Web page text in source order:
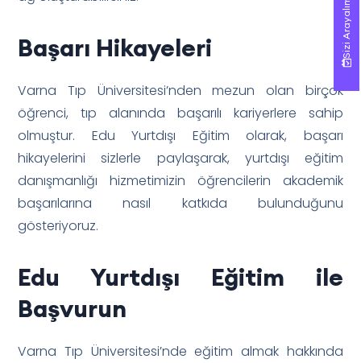
Başarı Hikayeleri
Varna Tıp Üniversitesi’nden mezun olan birçok
öğrenci, tıp alanında başarılı kariyerlere sahip
olmuştur. Edu Yurtdışı Eğitim olarak, başarı
hikayelerini sizlerle paylaşarak, yurtdışı eğitim
danışmanlığı hizmetimizin öğrencilerin akademik
başarılarına nasıl katkıda bulunduğunu
gösteriyoruz.
Edu Yurtdışı Eğitim ile
Başvurun
Varna Tıp Üniversitesi’nde eğitim almak hakkında
Sizi Arayalım!
Sizi Arayalım!